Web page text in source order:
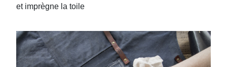
et imprègne la toile